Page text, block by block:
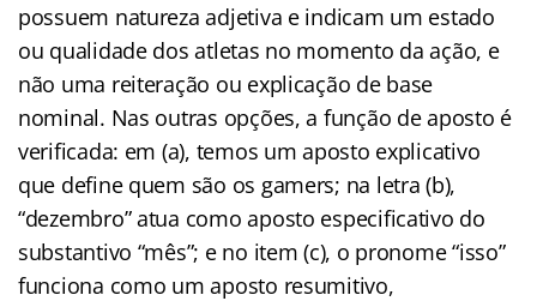
possuem natureza adjetiva e indicam um estado
ou qualidade dos atletas no momento da ação, e
não uma reiteração ou explicação de base
nominal. Nas outras opções, a função de aposto é
verificada: em (a), temos um aposto explicativo
que define quem são os gamers; na letra (b),
“dezembro” atua como aposto especificativo do
substantivo “mês”; e no item (c), o pronome “isso”
funciona como um aposto resumitivo,